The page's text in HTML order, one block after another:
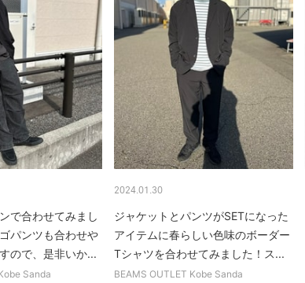
で合わせてみまし
パンツも合わせや
ので、是非いか...
Sanda
2024.01.30
ジャケットとパンツがSETになった
アイテムに春らしい色味のボーダー
Tシャツを合わせてみました！ス...
BEAMS OUTLET Kobe Sanda